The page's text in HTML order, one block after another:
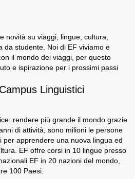
novità su viaggi, lingue, cultura,
da studente. Noi di EF viviamo e
il mondo dei viaggi, per questo
e ispirazione per i prossimi passi
Linguistici
rendere più grande il mondo grazie
di attività, sono milioni le persone
per apprendere una nuova lingua ed
EF offre corsi in 10 lingue presso
EF in 20 nazioni del mondo,
100 Paesi.